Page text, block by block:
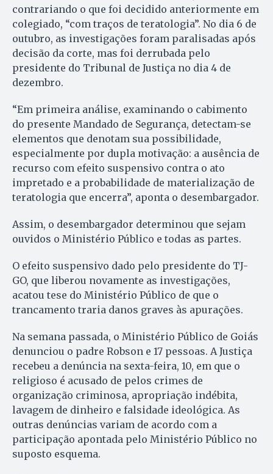
contrariando o que foi decidido anteriormente em
colegiado, “com traços de teratologia”. No dia 6 de
outubro, as investigações foram paralisadas após
decisão da corte, mas foi derrubada pelo
presidente do Tribunal de Justiça no dia 4 de
dezembro.
“Em primeira análise, examinando o cabimento
do presente Mandado de Segurança, detectam-se
elementos que denotam sua possibilidade,
especialmente por dupla motivação: a ausência de
recurso com efeito suspensivo contra o ato
impretado e a probabilidade de materialização de
teratologia que encerra”, aponta o desembargador.
Assim, o desembargador determinou que sejam
ouvidos o Ministério Público e todas as partes.
O efeito suspensivo dado pelo presidente do TJ-
GO, que liberou novamente as investigações,
acatou tese do Ministério Público de que o
trancamento traria danos graves às apurações.
Na semana passada, o Ministério Público de Goiás
denunciou o padre Robson e 17 pessoas. A Justiça
recebeu a denúncia na sexta-feira, 10, em que o
religioso é acusado de pelos crimes de
organização criminosa, apropriação indébita,
lavagem de dinheiro e falsidade ideológica. As
outras denúncias variam de acordo com a
participação apontada pelo Ministério Público no
suposto esquema.